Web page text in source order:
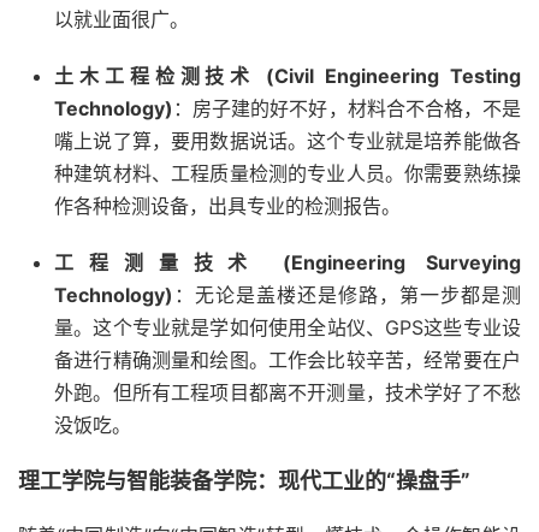
以就业面很广。
土木工程检测技术 (Civil Engineering Testing
Technology) ：房子建的好不好，材料合不合格，不是
嘴上说了算，要用数据说话。这个专业就是培养能做各
种建筑材料、工程质量检测的专业人员。你需要熟练操
作各种检测设备，出具专业的检测报告。
工程测量技术 (Engineering Surveying
Technology) ：无论是盖楼还是修路，第一步都是测
量。这个专业就是学如何使用全站仪、GPS这些专业设
备进行精确测量和绘图。工作会比较辛苦，经常要在户
外跑。但所有工程项目都离不开测量，技术学好了不愁
没饭吃。
理工学院与智能装备学院：现代工业的“操盘手”